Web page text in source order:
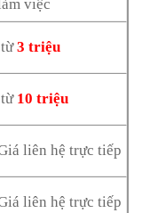
việc
từ3 triệu
từ 10 triệu
liên hệ trực tiếp
liên hệ trực tiếp